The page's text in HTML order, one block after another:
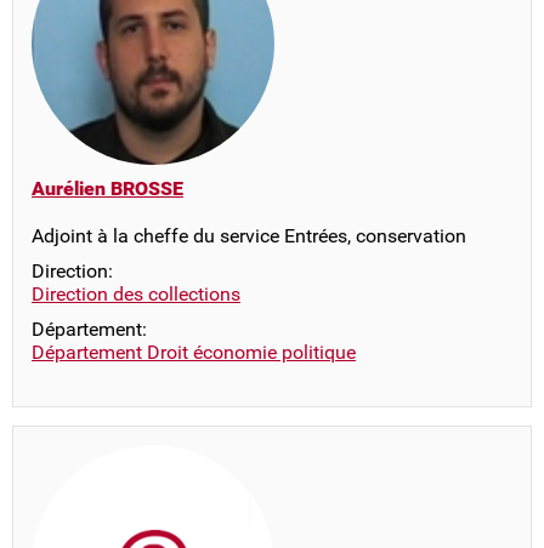
Aurélien BROSSE
Adjoint à la cheffe du service Entrées, conservation
Direction:
Direction des collections
Département:
Département Droit économie politique